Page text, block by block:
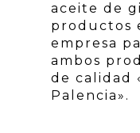
aceite de
productos
empresa
ambos
de calidad
Palencia».